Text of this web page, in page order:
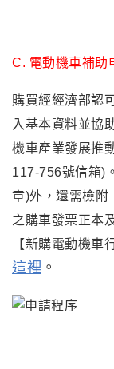
C. 電動機車補助
購買經經濟部認
入基本資料並協
機車產業發展推
117-756號信箱)
章)外，還需檢附
之購車發票正本
【新購電動機車
這裡 。